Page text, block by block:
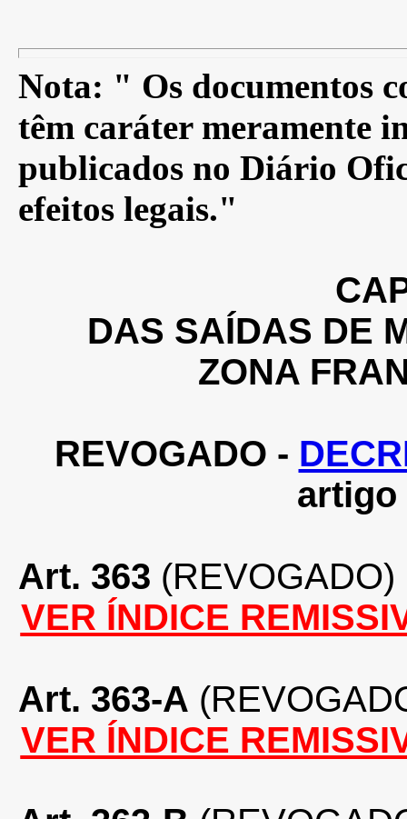
Nota: " Os documentos
têm caráter meramente
publicados no Diário
efeitos legais."
DAS SAÍDAS DE
ZONA
REVOGADO -
artigo
Art. 363 (REVOGADO)
VER ÍNDICE
Art. 363-A
VER ÍNDICE